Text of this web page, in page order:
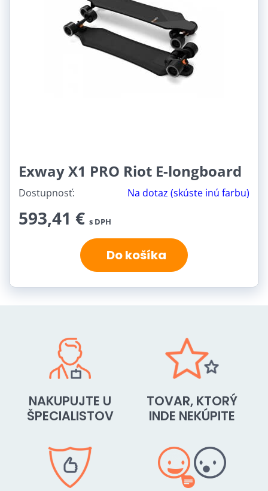
Exway X1 PRO Riot E-longboard
Dostupnosť: Na dotaz (skúste inú farbu)
593,41 € s DPH
Do košíka
NAKUPUJTE U
ŠPECIALISTOV
TOVAR, KTORÝ
INDE NEKÚPITE